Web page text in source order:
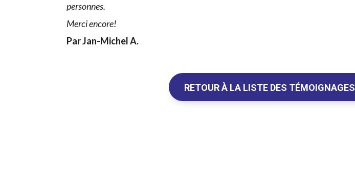
personnes.
Merci encore!
Par Jan-Michel A.
RETOUR À LA LISTE DES TÉMOIGNAGES